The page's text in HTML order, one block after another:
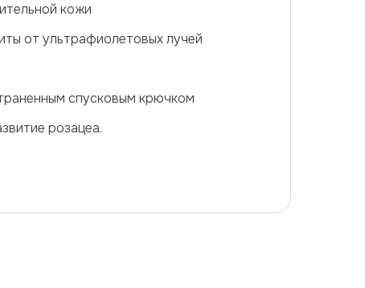
кожи
от ультрафиолетовых лучей
спусковым крючком
розацеа.